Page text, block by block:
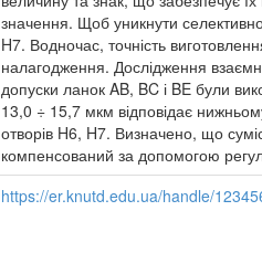
значення. Щоб уникнути
H7. Водночас, точність
налагодження. Дослідження
допуски ланок AB, BC і BE були
13,0 ÷ 15,7 мкм відповідає
отворів H6, H7. Визначено, що
компенсований за допомогою
https://er.knutd.edu.ua/handle/